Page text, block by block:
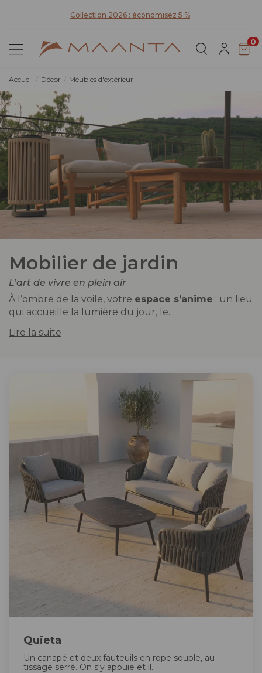
Collection 2026 : économisez 5 %
0
Accueil Décor Meubles d'extérieur
Mobilier de jardin
L’art de vivre en plein air
À l’ombre de la voile, votre espace s’anime : un lieu
qui accueille la lumière du jour, le...
Lire la suite
Quieta
Un canapé et deux fauteuils en rope souple, au
tissage serré. On s'y appuie et il...